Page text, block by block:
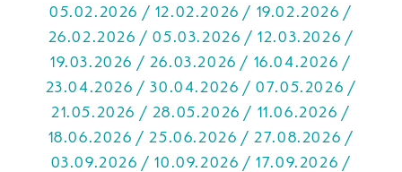
05.02.2026 / 12.02.2026 / 19.02.2026 /
26.02.2026 / 05.03.2026 / 12.03.2026 /
19.03.2026 / 26.03.2026 / 16.04.2026 /
23.04.2026 / 30.04.2026 / 07.05.2026 /
21.05.2026 / 28.05.2026 / 11.06.2026 /
18.06.2026 / 25.06.2026 / 27.08.2026 /
03.09.2026 / 10.09.2026 / 17.09.2026 /